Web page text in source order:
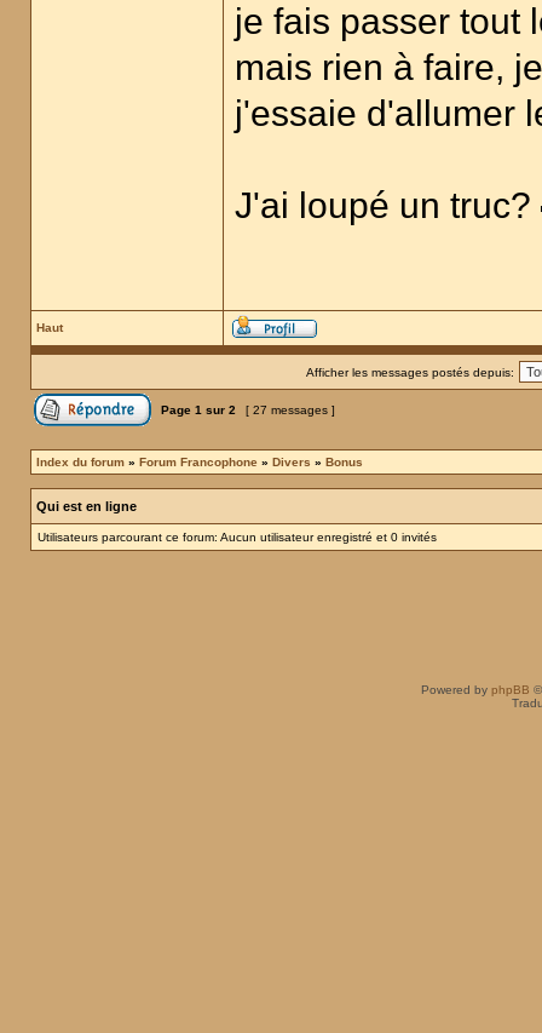
je fais passer tout
mais rien à faire,
j'essaie d'allumer
J'ai loupé un truc?
Haut
Afficher les messages postés depuis:
Page 1 sur 2 [ 27 messages ]
Index du forum » Forum Francophone » Divers » Bonus
Qui est en ligne
Utilisateurs parcourant ce forum: Aucun utilisateur enregistré et 0 invités
Powered by phpBB